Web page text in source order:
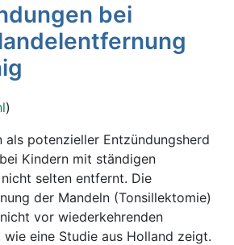
bei
)
als potenzieller Entzündungsherd
Kindern mit ständigen
selten entfernt. Die
der Mandeln (Tonsillektomie)
vor wiederkehrenden
wie eine Studie aus Holland zeigt.